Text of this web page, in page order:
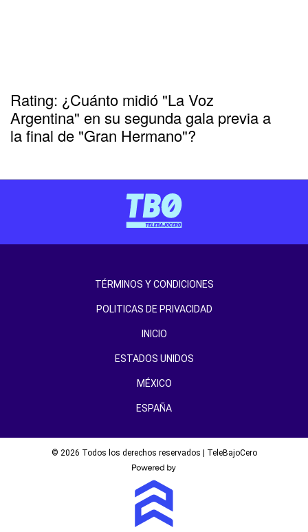
Rating: ¿Cuánto midió "La Voz
Argentina" en su segunda gala previa a
la final de "Gran Hermano"?
TÉRMINOS Y CONDICIONES
POLITICAS DE PRIVACIDAD
INICIO
ESTADOS UNIDOS
MÉXICO
ESPAÑA
© 2026 Todos los derechos reservados | TeleBajoCero